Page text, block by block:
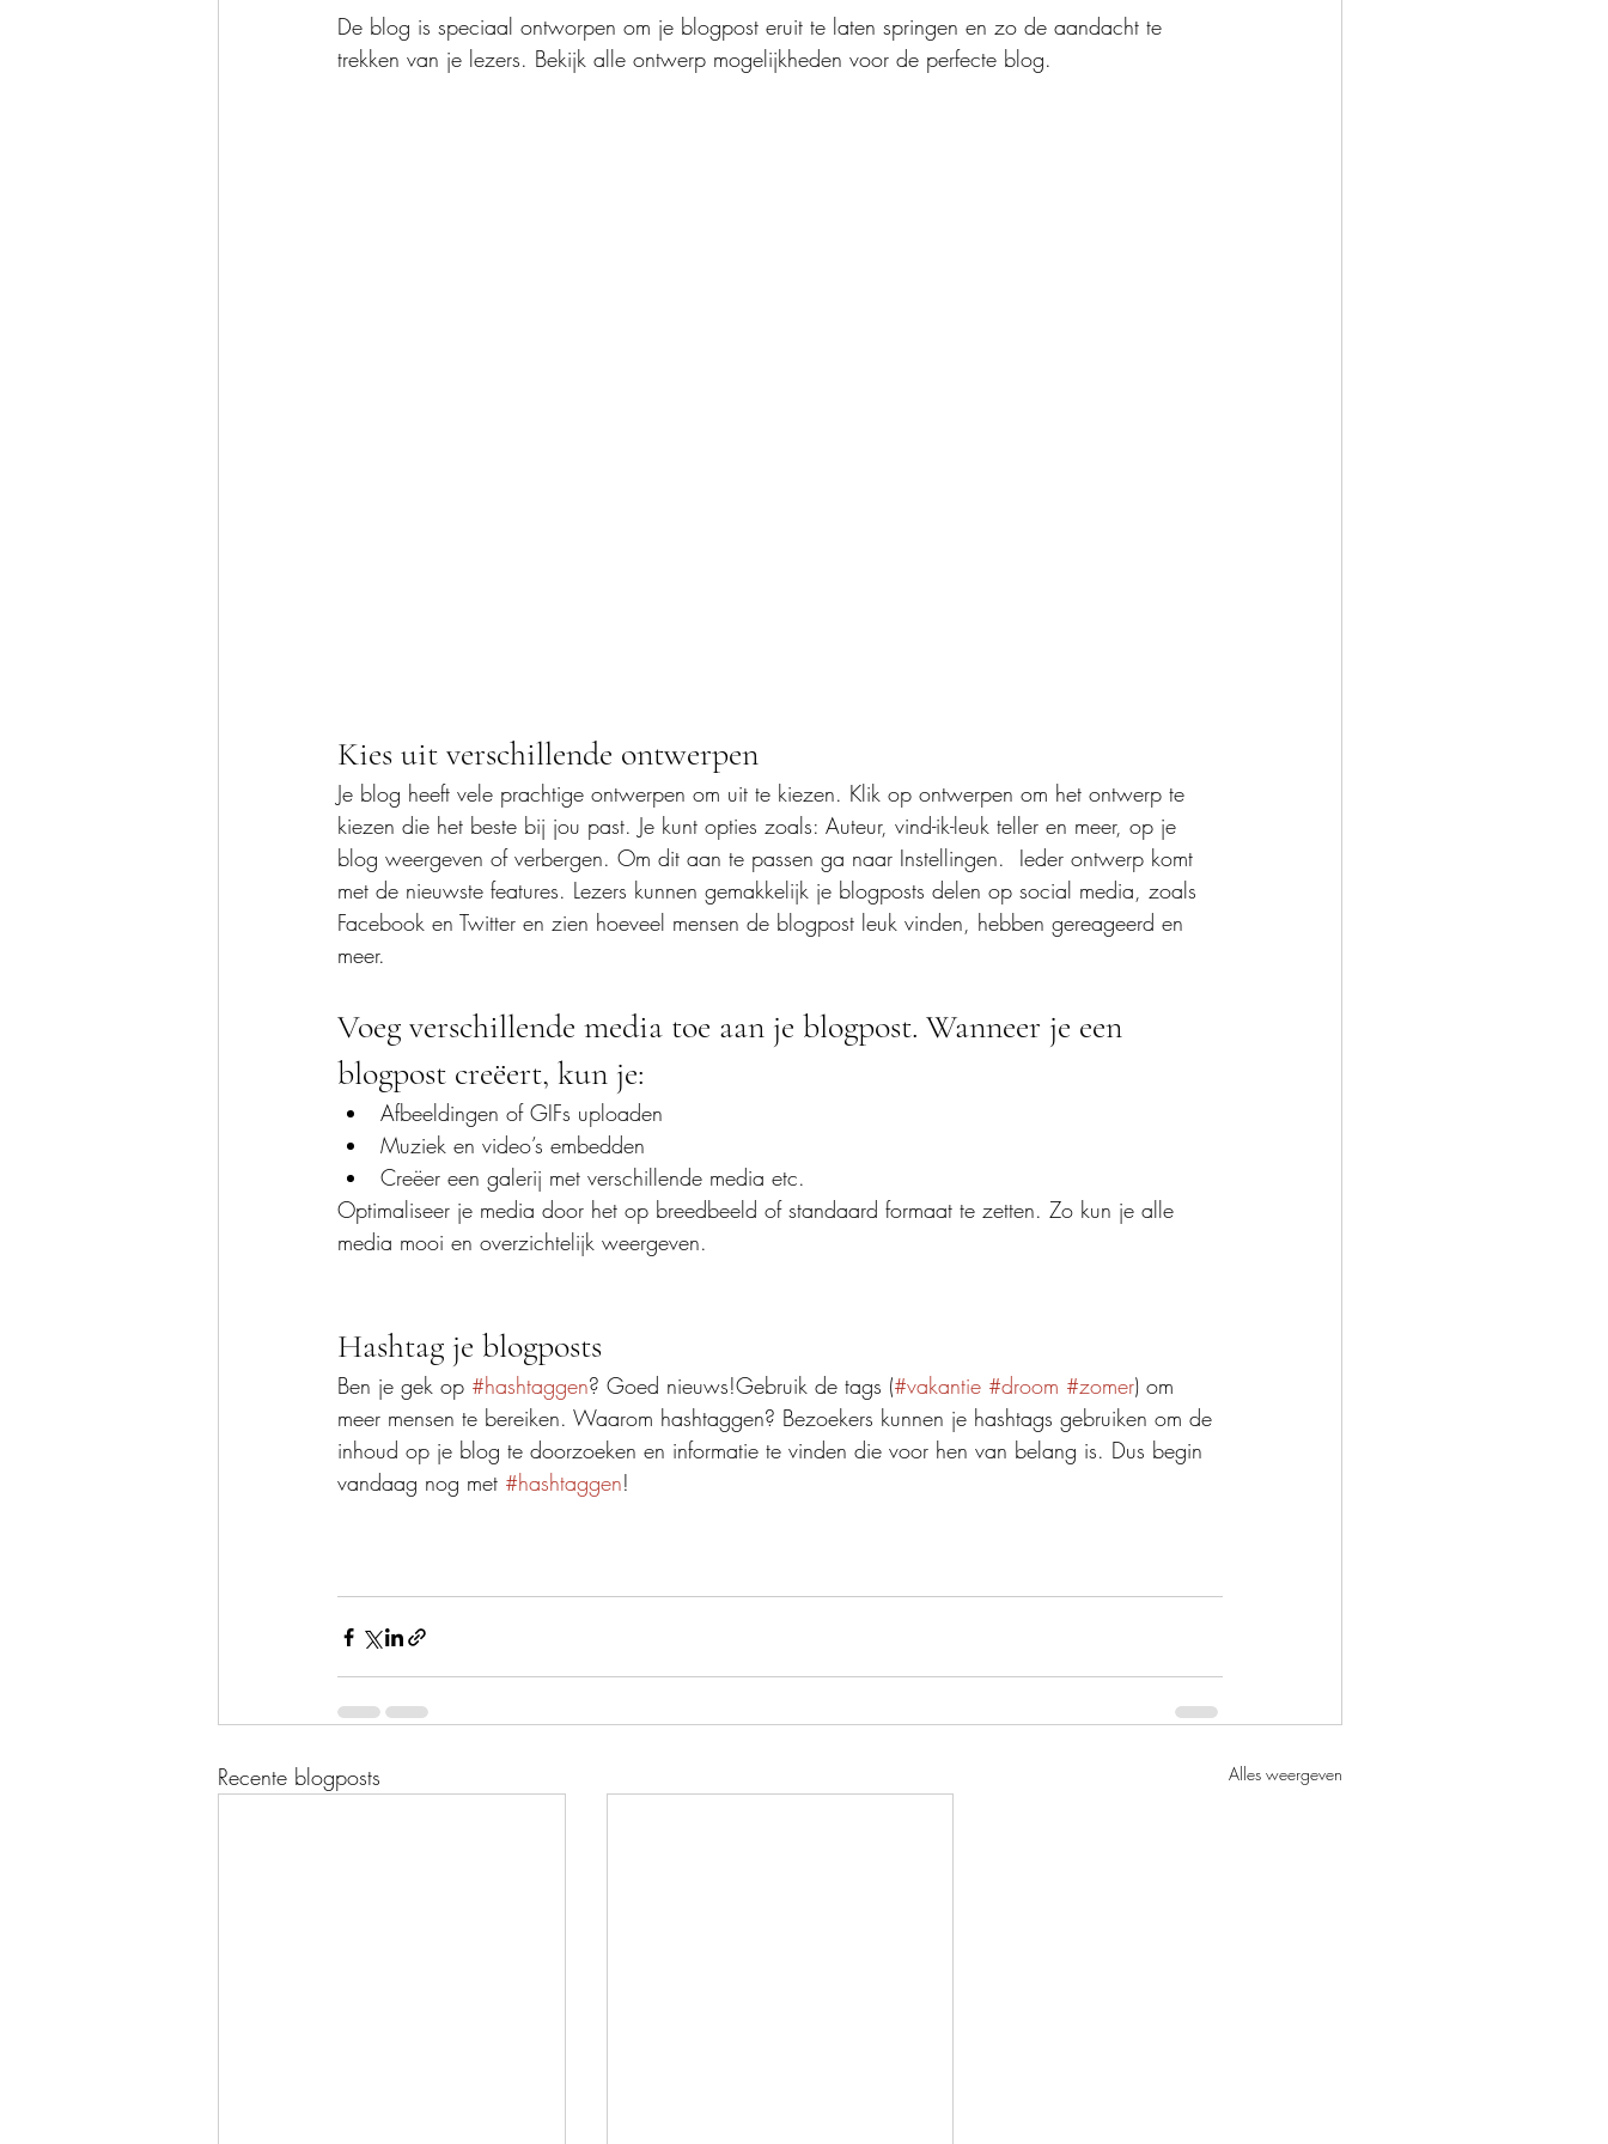
De blog is speciaal ontworpen om je blogpost eruit te laten springen en zo de aandacht te
trekken van je lezers. Bekijk alle ontwerp mogelijkheden voor de perfecte blog.
Kies uit verschillende ontwerpen
Je blog heeft vele prachtige ontwerpen om uit te kiezen. Klik op ontwerpen om het ontwerp te
kiezen die het beste bij jou past. Je kunt opties zoals: Auteur, vind-ik-leuk teller en meer, op je
blog weergeven of verbergen. Om dit aan te passen ga naar Instellingen.  Ieder ontwerp komt
met de nieuwste features. Lezers kunnen gemakkelijk je blogposts delen op social media, zoals
Facebook en Twitter en zien hoeveel mensen de blogpost leuk vinden, hebben gereageerd en
meer.
Voeg verschillende media toe aan je blogpost. Wanneer je een
blogpost creëert, kun je:
Afbeeldingen of GIFs uploaden
Muziek en video’s embedden
Creëer een galerij met verschillende media etc.
Optimaliseer je media door het op breedbeeld of standaard formaat te zetten. Zo kun je alle
media mooi en overzichtelijk weergeven.
Hashtag je blogposts
Ben je gek op #hashtaggen? Goed nieuws!Gebruik de tags (#vakantie #droom #zomer) om
meer mensen te bereiken. Waarom hashtaggen? Bezoekers kunnen je hashtags gebruiken om de
inhoud op je blog te doorzoeken en informatie te vinden die voor hen van belang is. Dus begin
vandaag nog met #hashtaggen!
Recente blogposts Alles weergeven